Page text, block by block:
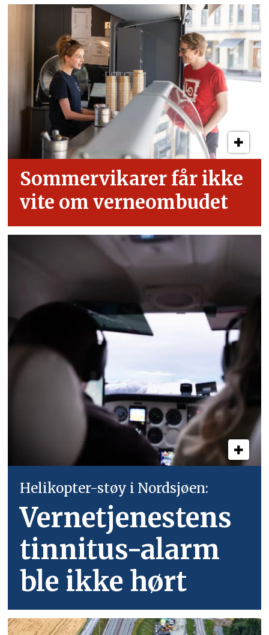
Sommervikarer får ikke
vite om verneombudet
Helikopter-støy i Nordsjøen:
Vernetjenestens
tinnitus-alarm
ble ikke hørt